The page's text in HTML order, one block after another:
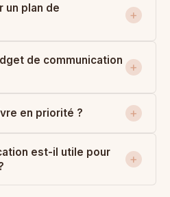
un plan de
de communication
en priorité ?
est-il utile pour